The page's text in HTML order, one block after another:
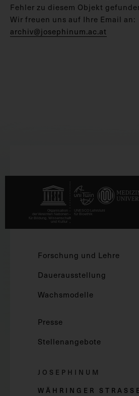
Fehler zu diesem Objekt
Wir freuen uns auf Ihre Email an:
archiv@josephinum.ac.at
Forschung und Lehre
Dauerausstellung
Wachsmodelle
Presse
Stellenangebote
JOSEPHINUM
WÄHRINGER